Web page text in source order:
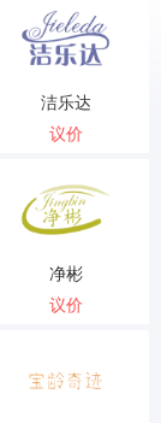
洁乐达
议价
净彬
议价